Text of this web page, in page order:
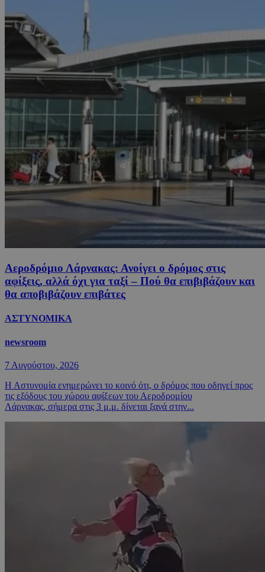
Αεροδρόμιο Λάρνακας: Ανοίγει ο δρόμος στις
αφίξεις, αλλά όχι για ταξί – Πού θα επιβιβάζουν και
θα αποβιβάζουν επιβάτες
ΑΣΤΥΝΟΜΙΚΑ
newsroom
7 Αυγούστου, 2026
Η Αστυνομία ενημερώνει το κοινό ότι, ο δρόμος που οδηγεί προς
τις εξόδους του χώρου αφίξεων του Αεροδρομίου
Λάρνακας, σήμερα στις 3 μ.μ. δίνεται ξανά στην...